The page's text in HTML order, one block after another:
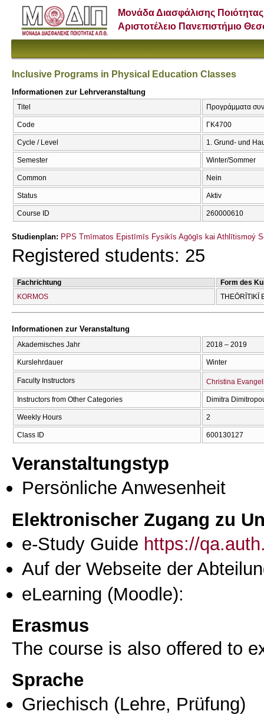
Μονάδα Διασφάλισης Ποιότητας
Αριστοτέλειο Πανεπιστήμιο
Inclusive Programs in Physical Education Classes
Informationen zur Lehrveranstaltung
Titel Προγράμματα
Code ΓΚ4700
Cycle / Level 1. Grund- und
Semester Winter/Sommer
Common Nein
Status Aktiv
Course ID 260000610
Studienplan: PPS Tmīmatos Epistīmīs Fysikīs Agōgīs kai Athlītismoý
Registered students: 25
Fachrichtung
Form des
KORMOS
THEŌRĪTIKĪ
Informationen zur Veranstaltung
Akademisches Jahr 2018 – 2019
Kurslehrdauer Winter
Faculty Instructors Christina
Instructors from Other Categories Dimitra
Weekly Hours 2
Class ID 600130127
Veranstaltungstyp
Persönliche Anwesenheit
Elektronischer Zugang zu
e-Study Guide https://
Auf der Webseite der
eLearning (Moodle):
Erasmus
The course is also offered to
Sprache
Griechisch (Lehre, Prüfung)